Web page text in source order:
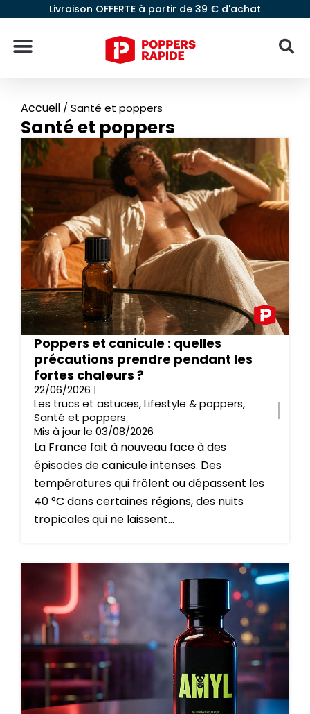
Livraison OFFERTE à partir de 39 € d'achat
Accueil / Santé et poppers
Santé et poppers
Poppers et canicule : quelles
précautions prendre pendant les
fortes chaleurs ?
22/06/2026
Les trucs et astuces,Lifestyle & poppers,
Santé et poppers
Mis à jour le 03/08/2026
La France fait à nouveau face à des
épisodes de canicule intenses. Des
températures qui frôlent ou dépassent les
40 °C dans certaines régions, des nuits
tropicales qui ne laissent...